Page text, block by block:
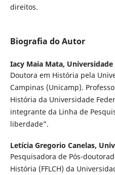
direitos.
Biografia do Autor
Iacy Maia Mata, Universidade
Doutora em História pela
Campinas (Unicamp).
História da Universidade
integrante da Linha de
liberdade”.
Letícia Gregorio Canelas,
Pesquisadora de Pós-
História (FFLCH) da